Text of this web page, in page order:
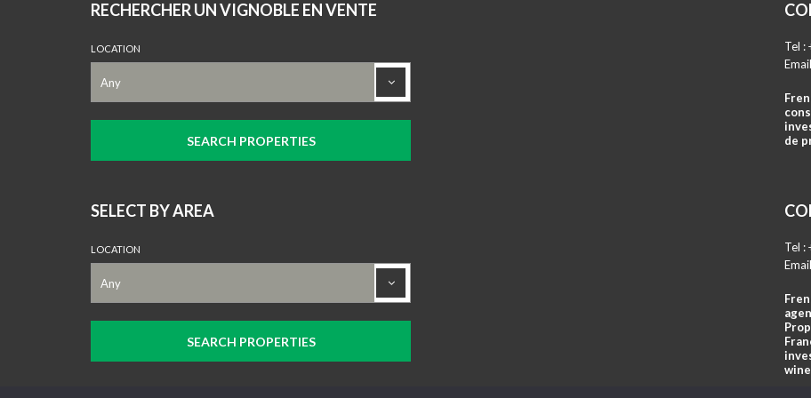
RECHERCHER UN VIGNOBLE EN VENTE
LOCATION
SELECT BY AREA
LOCATION
Tel :
de
Tel :